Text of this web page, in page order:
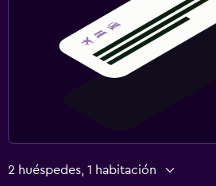
2 huéspedes, 1 habitación